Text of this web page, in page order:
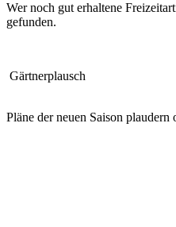
Wer noch gut erhaltene
gefunden.
Gärtnerplausch
Bei
Pläne der neuen Saison
Mehr Bilder